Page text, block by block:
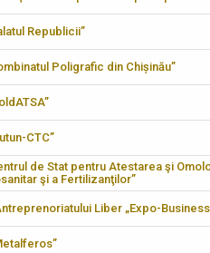
Republicii”
Poligrafic din Chișinău”
CTC”
de Stat pentru Atestarea şi
şi a Fertilizanţilor”
Liber „Expo-